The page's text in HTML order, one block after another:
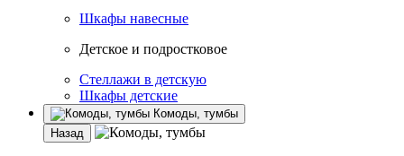
Шкафы навесные
Детское и подростковое
Стеллажи в детскую
Шкафы детские
Комоды, тумбы
Назад